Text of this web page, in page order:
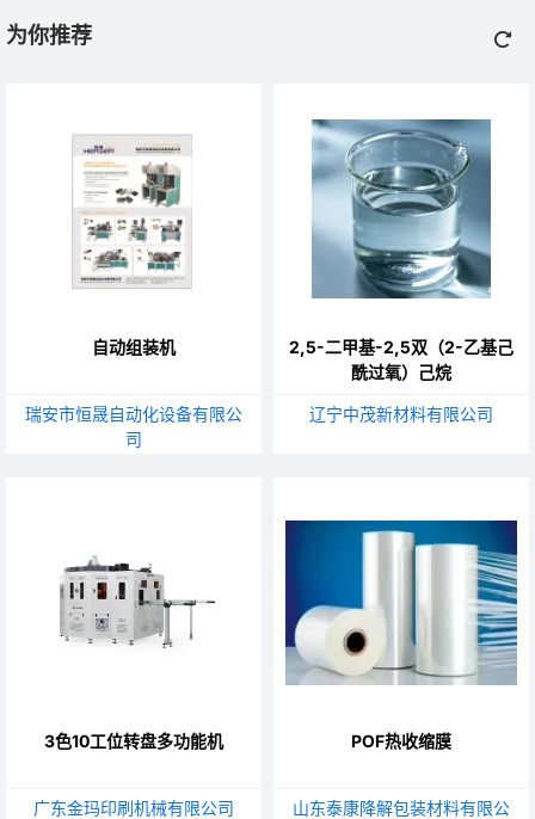
为你推荐
自动组装机
瑞安市恒晟自动化设备有限公
司
2,5-二甲基-2,5双（2-乙基己
酰过氧）己烷
辽宁中茂新材料有限公司
3色10工位转盘多功能机
广东金玛印刷机械有限公司
POF热收缩膜
山东泰康降解包装材料有限公